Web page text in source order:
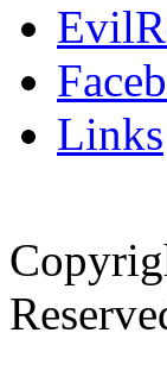
Links